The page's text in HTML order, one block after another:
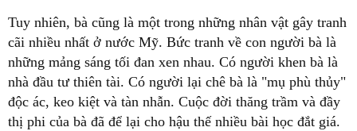
Tuy nhiên, bà cũng là một trong những nhân vật gây tranh
cãi nhiều nhất ở nước Mỹ. Bức tranh về con người bà là
những mảng sáng tối đan xen nhau. Có người khen bà là
nhà đầu tư thiên tài. Có người lại chê bà là "mụ phù thủy"
độc ác, keo kiệt và tàn nhẫn. Cuộc đời thăng trầm và đầy
thị phi của bà đã để lại cho hậu thế nhiều bài học đắt giá.